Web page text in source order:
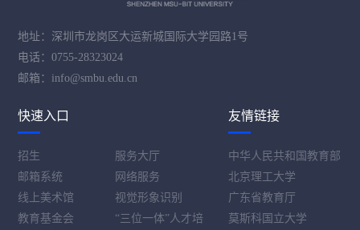
地址：深圳市龙岗区大运新城国际大学园路1号
电话：0755-28323024
邮箱：info@smbu.edu.cn
快速入口
招生
服务大厅
邮箱系统
网络服务
线上美术馆
视觉形象识别
教育基金会
“三位一体”人才培
友情链接
中华人民共和国教育部
北京理工大学
广东省教育厅
莫斯科国立大学